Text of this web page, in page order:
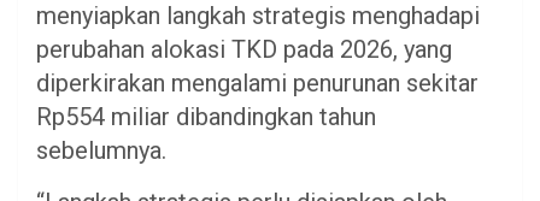
menyiapkan langkah strategis menghadapi
perubahan alokasi TKD pada 2026, yang
diperkirakan mengalami penurunan sekitar
Rp554 miliar dibandingkan tahun
sebelumnya.